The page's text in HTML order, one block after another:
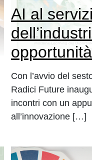
AI al
opportunità
Con l’avvio del
Radici Future
incontri con un
all’innovazione […]